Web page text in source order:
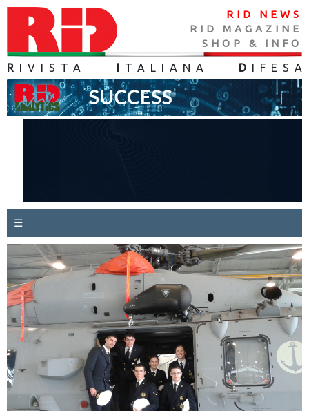
RID NEWS
RID MAGAZINE
SHOP & INFO
R IVISTA TALIANA D IFES A
☰